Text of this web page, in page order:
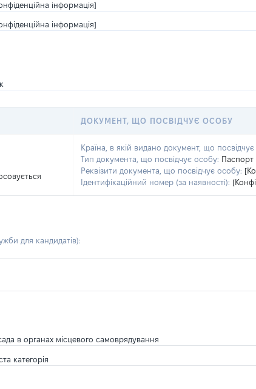
інформація]
інформація]
ДОКУМЕНТ, ЩО ПОСВІДЧУЄ ОСОБУ
Країна, в якій видано документ, що
Тип документа, що посвідчує особу: Паспорт
Реквізити документа, що посвідчує особу:
Ідентифікаційний номер (за наявності):
для кандидатів):
в органах місцевого самоврядування
категорія